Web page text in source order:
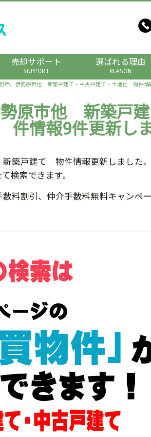
売却サポート
SUPPORT
選ばれる理由
REASON
市、伊勢原市他 新築戸建て・中古戸建て・土地他 物件情
勢原市他 新築戸
件情報9件更新し
戸建て 物件情報更新しました。
検索できます。
料割引、仲介手数料無料キャンペ